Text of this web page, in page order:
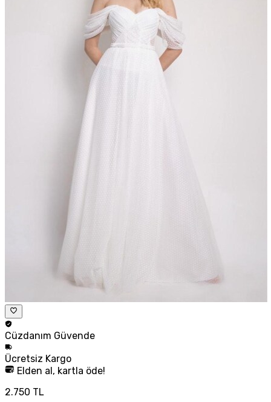
Cüzdanım Güvende
Ücretsiz Kargo
Elden al, kartla öde!
2.750 TL